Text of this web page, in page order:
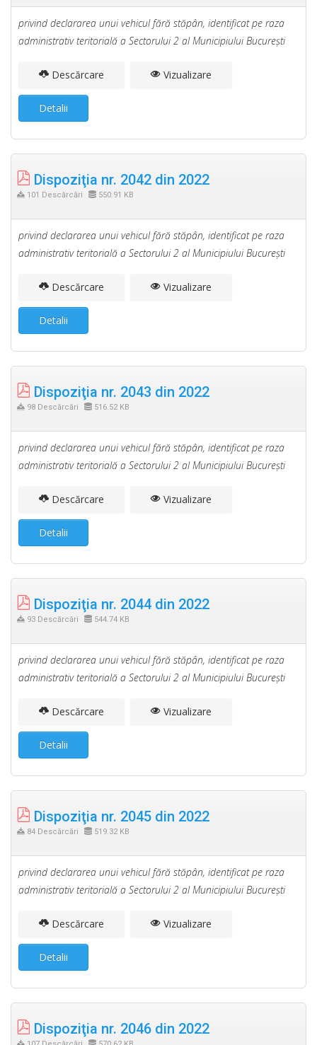
privind declararea unui vehicul fără stăpân, identificat pe raza
administrativ teritorială a Sectorului 2 al Municipiului Bucureşti
Descărcare Vizualizare
Detalii
Dispoziţia nr. 2042 din 2022
101 Descărcări 550.91 KB
privind declararea unui vehicul fără stăpân, identificat pe raza
administrativ teritorială a Sectorului 2 al Municipiului Bucureşti
Descărcare Vizualizare
Detalii
Dispoziţia nr. 2043 din 2022
98 Descărcări 516.52 KB
privind declararea unui vehicul fără stăpân, identificat pe raza
administrativ teritorială a Sectorului 2 al Municipiului Bucureşti
Descărcare Vizualizare
Detalii
Dispoziţia nr. 2044 din 2022
93 Descărcări 544.74 KB
privind declararea unui vehicul fără stăpân, identificat pe raza
administrativ teritorială a Sectorului 2 al Municipiului Bucureşti
Descărcare Vizualizare
Detalii
Dispoziţia nr. 2045 din 2022
84 Descărcări 519.32 KB
privind declararea unui vehicul fără stăpân, identificat pe raza
administrativ teritorială a Sectorului 2 al Municipiului Bucureşti
Descărcare Vizualizare
Detalii
Dispoziţia nr. 2046 din 2022